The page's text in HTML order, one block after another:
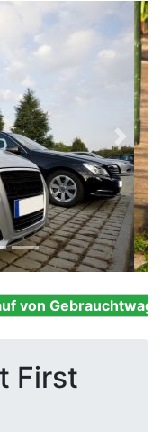
Next
First